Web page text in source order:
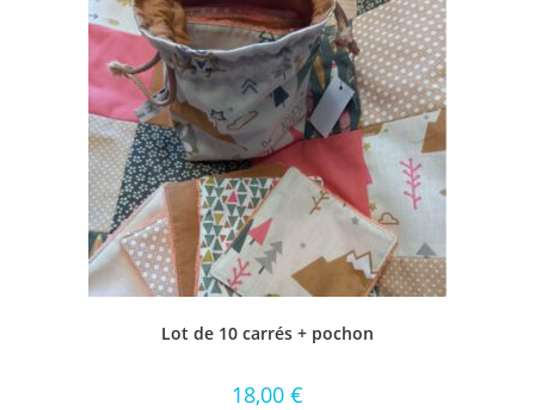
Lot de 10 carrés + pochon
18,00 €